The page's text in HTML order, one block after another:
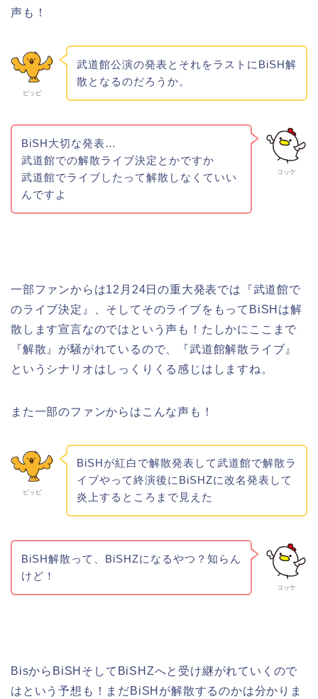
声も！
ピッピ
武道館公演の発表とそれをラストにBiSH解
散となるのだろうか。
コッケ
BiSH大切な発表…
武道館での解散ライブ決定とかですか
武道館でライブしたって解散しなくていい
んですよ
一部ファンからは12月24日の重大発表では『武道館で
のライブ決定』、そしてそのライブをもってBiSHは解
散します宣言なのではという声も！たしかにここまで
『解散』が騒がれているので、『武道館解散ライブ』
というシナリオはしっくりくる感じはしますね。
また一部のファンからはこんな声も！
ピッピ
BiSHが紅白で解散発表して武道館で解散ラ
イブやって終演後にBiSHZに改名発表して
炎上するところまで見えた
コッケ
BiSH解散って、BiSHZになるやつ？知らん
けど！
BisからBiSHそしてBiSHZへと受け継がれていくので
はという予想も！まだBiSHが解散するのかは分かりま